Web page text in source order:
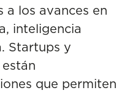
a los avances en
inteligencia
Startups y
que permiten